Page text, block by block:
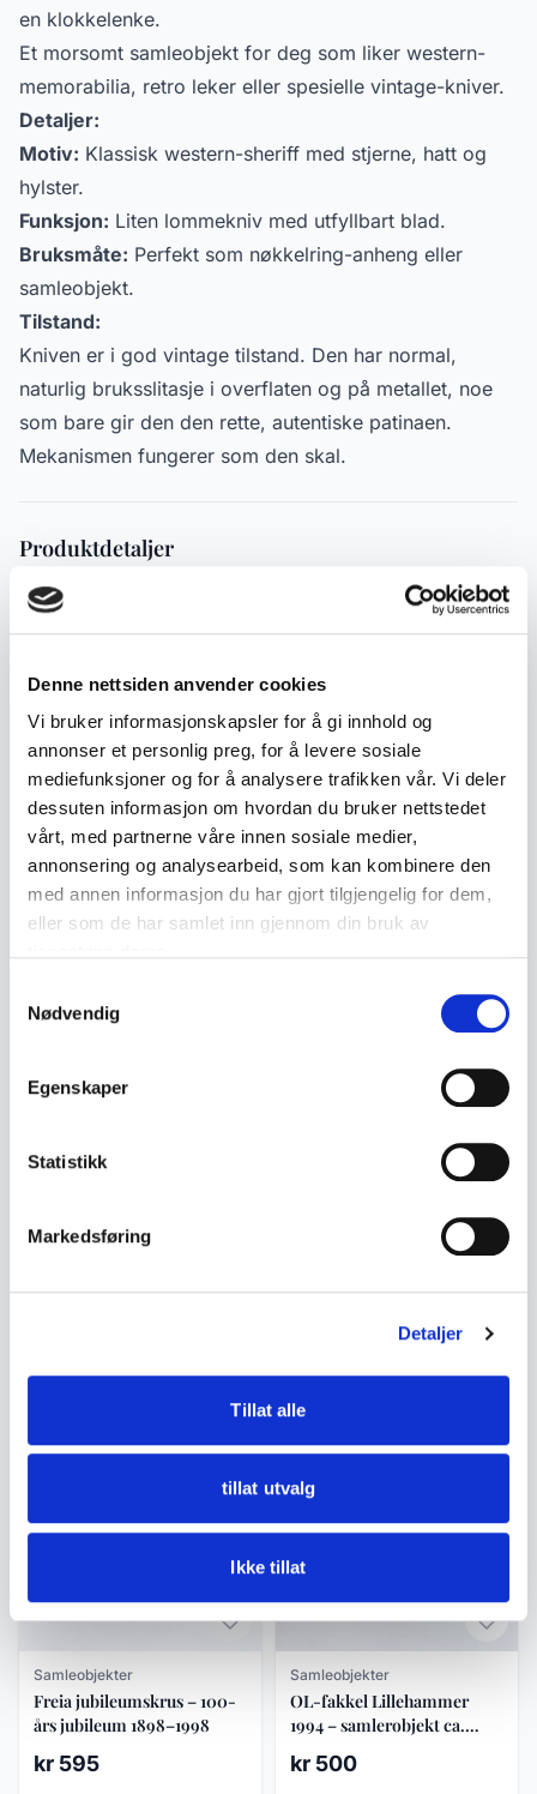
Denne nettsiden anvender cookies
Vi bruker informasjonskapsler for å gi innhold og
annonser et personlig preg, for å levere sosiale
mediefunksjoner og for å analysere trafikken vår. Vi deler
dessuten informasjon om hvordan du bruker nettstedet
vårt, med partnerne våre innen sosiale medier,
annonsering og analysearbeid, som kan kombinere den
med annen informasjon du har gjort tilgjengelig for dem,
eller som de har samlet inn gjennom din bruk av
Nødvendig
Egenskaper
Statistikk
Markedsføring
Detaljer
Tillat alle
tillat utvalg
Ikke tillat
en klokkelenke.
Et morsomt samleobjekt for deg som liker western-
memorabilia, retro leker eller spesielle vintage-kniver.
Detaljer:
Motiv: Klassisk western-sheriff med stjerne, hatt og
hylster.
Funksjon: Liten lommekniv med utfyllbart blad.
Bruksmåte: Perfekt som nøkkelring-anheng eller
samleobjekt.
Tilstand:
Kniven er i god vintage tilstand. Den har normal,
naturlig bruksslitasje i overflaten og på metallet, noe
som bare gir den den rette, autentiske patinaen.
Mekanismen fungerer som den skal.
Produktdetaljer
Tilstand:
God med bruksspor
Varenummer:
2000000006123
Emneord
Samleobjekter Miniatyr Lommekniv
Sheriff
Cowboy
Se alle i Samleobjekter
Porsgrund ca. 1990–2000
Samleobjekter
Freia jubileumskrus – 100-
års jubileum 1898–1998
kr 595
Samleobjekter
OL-fakkel Lillehammer
1994 – samlerobjekt ca.
1990-tallet
kr 500